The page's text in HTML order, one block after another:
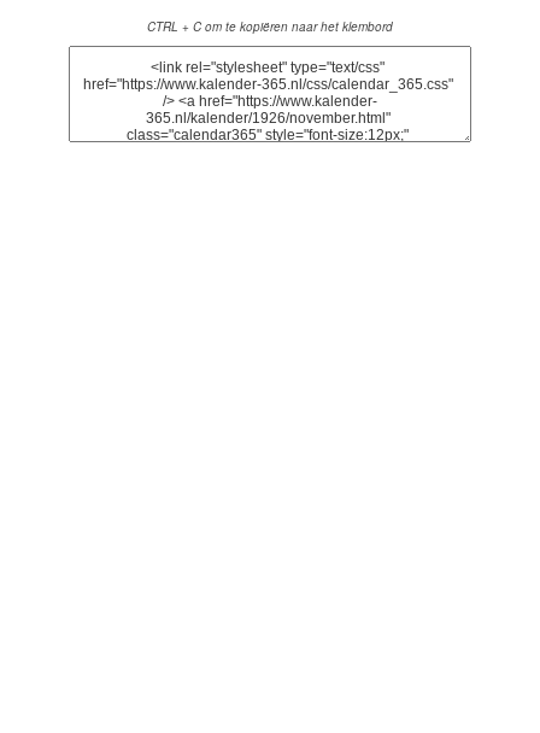
CTRL + C om te kopiëren naar het klembord